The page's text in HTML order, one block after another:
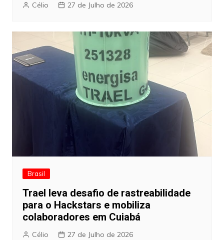
Célio 27 de Julho de 2026
Brasil
Trael leva desafio de rastreabilidade
para o Hackstars e mobiliza
colaboradores em Cuiabá
Célio 27 de Julho de 2026